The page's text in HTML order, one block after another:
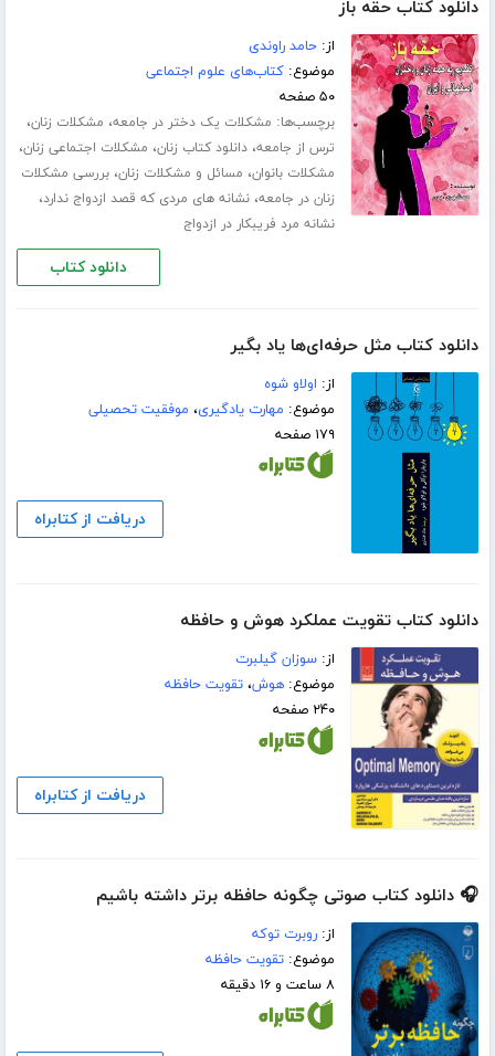
دانلود کتاب حقه باز
از:حامد راوندی
موضوع:کتاب‌های علوم اجتماعی
۵۰ صفحه
برچسب‌ها: مشکلات یک دختر در جامعه، مشکلات زنان،
ترس از جامعه،دانلود کتاب زنان، مشکلات اجتماعی زنان،
مشکلات بانوان، مسائل و مشکلات زنان،بررسی مشکلات
زنان در جامعه،نشانه های مردی که قصد ازدواج ندارد،
نشانه مرد فریبکار در ازدواج
دانلود کتاب
دانلود کتاب مثل حرفه‌ای‌ها یاد بگیر
از: اولاو شوه
موضوع: مهارت یادگیری، موفقیت تحصیلی
۱۷۹ صفحه
دریافت از کتابراه
دانلود کتاب تقویت عملکرد هوش و حافظه
از:سوزان گیلبرت
موضوع:هوش،تقویت حافظه
۲۴۰ صفحه
دریافت از کتابراه
🎧 دانلود کتاب صوتی چگونه حافظه برتر داشته باشیم
از:روبرت توکه
موضوع:تقویت حافظه
۸ ساعت و ۱۶ دقیقه